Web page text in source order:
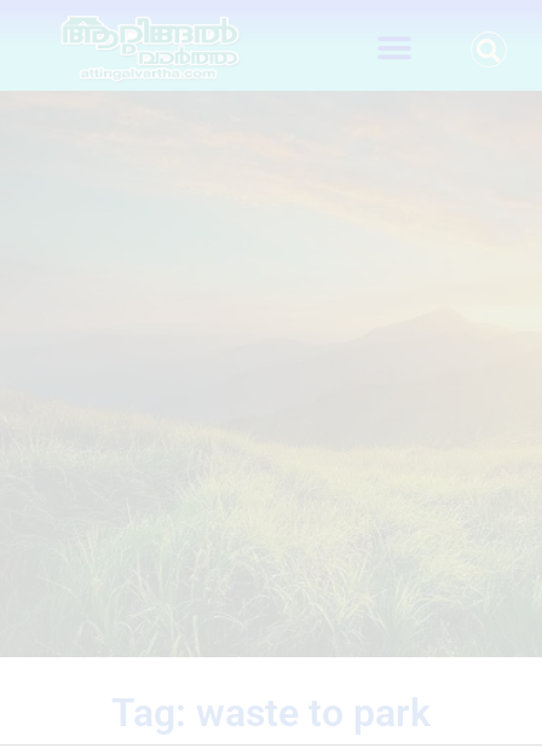
Tag: waste to park